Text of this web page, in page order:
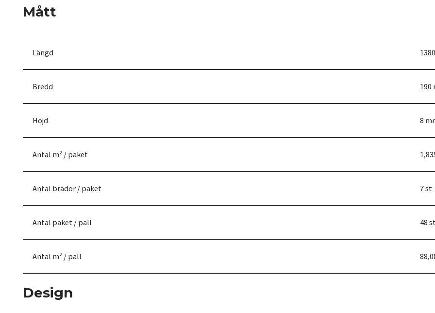
Mått
Längd
Bredd 190
Höjd 8
Antal m² / paket
Antal brädor / paket 7 st
Antal paket / pall 48
Antal m² / pall
Design